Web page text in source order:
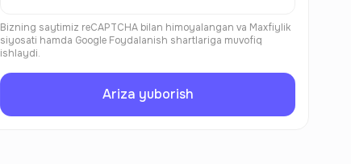
Bizning saytimiz reCAPTCHA bilan himoyalangan va Maxfiylik
siyosati hamda Google Foydalanish shartlariga muvofiq
ishlaydi.
Ariza yuborish